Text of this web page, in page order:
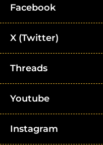
Facebook
X (Twitter)
Threads
Youtube
Instagram